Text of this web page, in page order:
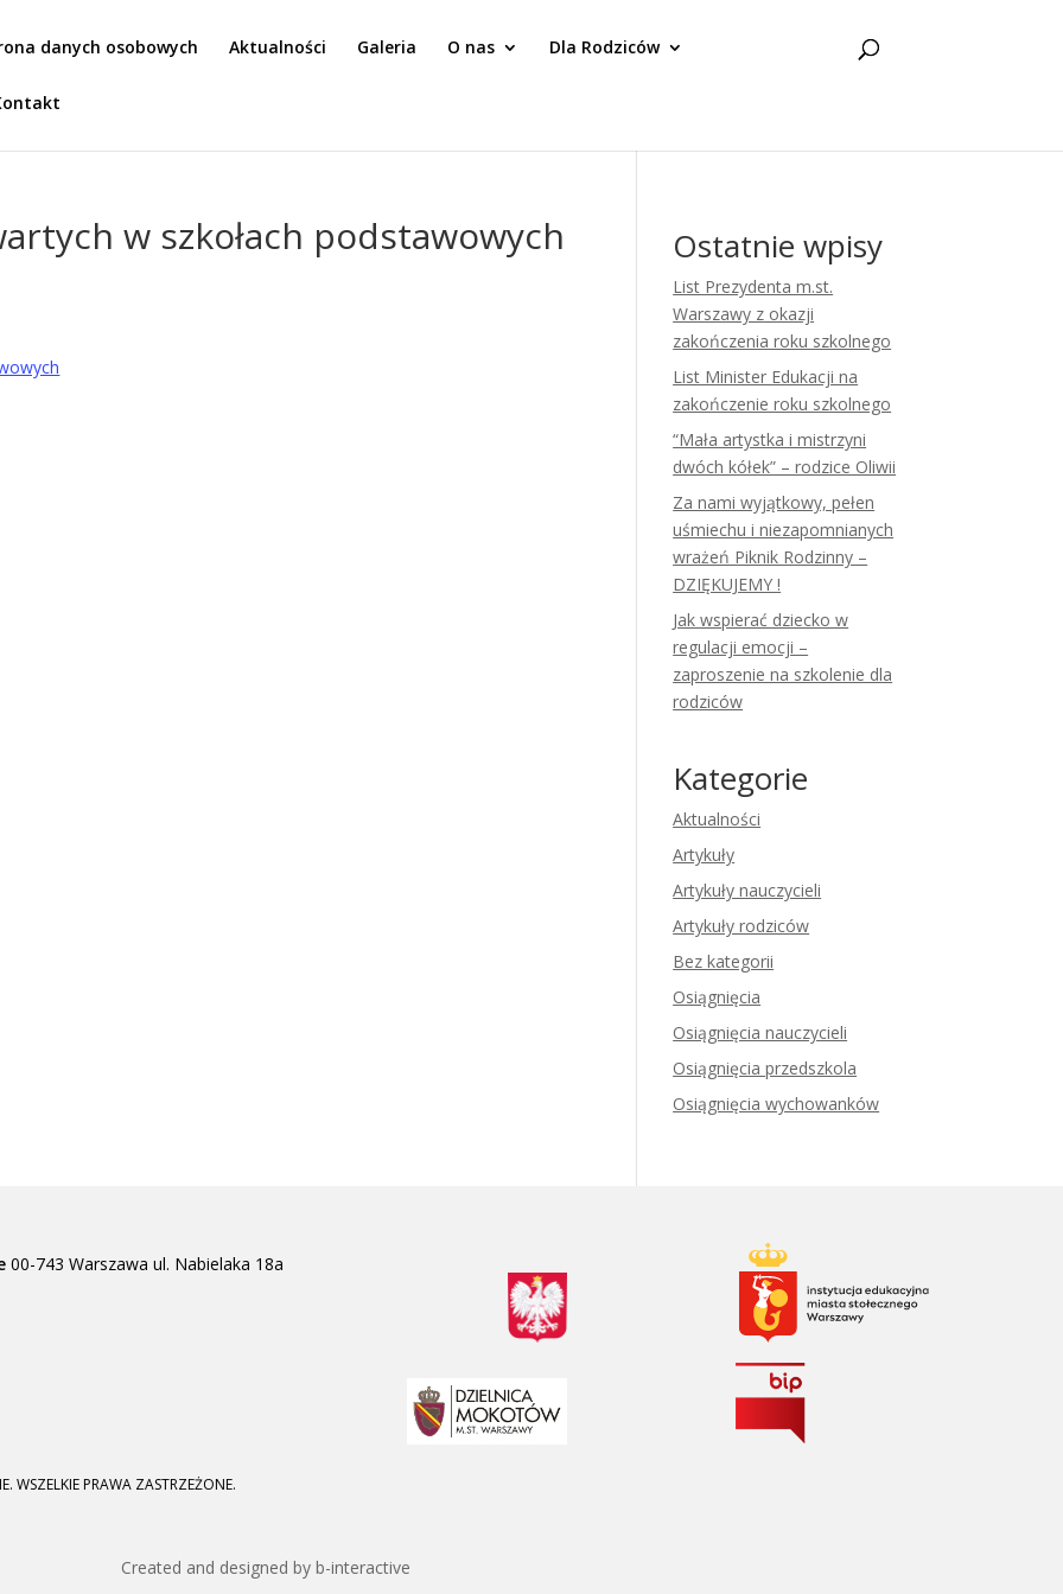
danych osobowych Aktualności Galeria O nas Dla Rodziców
w szkołach podstawowych Ostatnie wpisy
List Prezydenta m.st.
Warszawy z okazji
zakończenia roku szkolnego
List Minister Edukacji na
zakończenie roku szkolnego
“Mała artystka i mistrzyni
dwóch kółek” – rodzice Oliwii
Za nami wyjątkowy, pełen
uśmiechu i niezapomnianych
wrażeń Piknik Rodzinny –
DZIĘKUJEMY !
Jak wspierać dziecko w
regulacji emocji –
zaproszenie na szkolenie dla
rodziców
Kategorie
Aktualności
Artykuły
Artykuły nauczycieli
Artykuły rodziców
Bez kategorii
Osiągnięcia
Osiągnięcia nauczycieli
Osiągnięcia przedszkola
Osiągnięcia wychowanków
00-743 Warszawa ul. Nabielaka 18a
WSZELKIE PRAWA ZASTRZEŻONE.
Created and designed by b-interactive